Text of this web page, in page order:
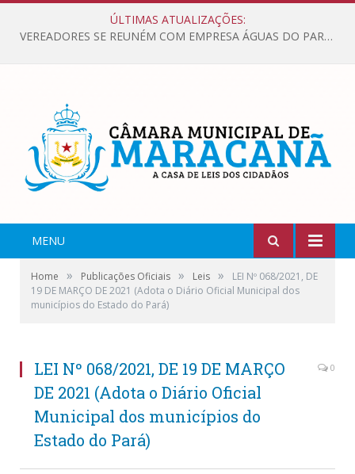
ÚLTIMAS ATUALIZAÇÕES:
VEREADORES SE REUNÉM COM EMPRESA ÁGUAS DO PARÁ, PARA APRESENTAR REIVINDICAÇÕES E MELHORIAS NA QUALIDADE DOS SERVIÇOS OFERECIDOS Á POPULAÇÃO.
MENU
Home » Publicações Oficiais » Leis »
LEI Nº 068/2021, DE
19 DE MARÇO DE 2021 (Adota o Diário Oficial Municipal dos
municípios do Estado do Pará)
LEI Nº 068/2021, DE 19 DE MARÇO
DE 2021 (Adota o Diário Oficial
Municipal dos municípios do
Estado do Pará)
0